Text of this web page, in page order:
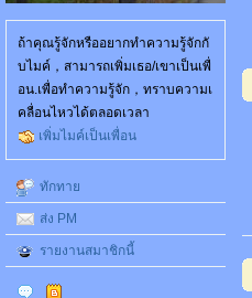
ถ้าคุณรู้จักหรืออยากทำความรู้จักกั
บไมค์，สามารถเพิ่มเธอ/เขาเป็นเพื่
อน.เพื่อทำความรู้จัก，ทราบความเ
คลื่อนไหวได้ตลอดเวลา
เพิ่มไมค์เป็นเพื่อน
ทักทาย
ส่ง PM
รายงานสมาชิกนี้